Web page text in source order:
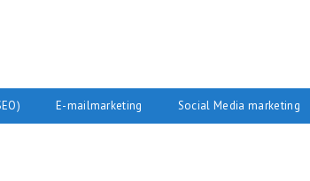
E-mailmarketing Social Media marketing